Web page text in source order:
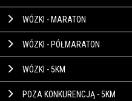
WÓZKI - MARATON
WÓZKI - PÓŁMARATON
WÓZKI - 5KM
POZA KONKURENCJĄ - 5KM